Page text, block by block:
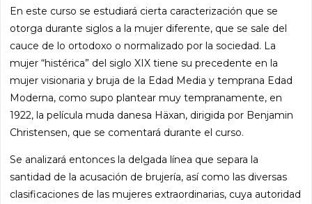
En este curso se estudiará cierta caracterización que se
otorga durante siglos a la mujer diferente, que se sale del
cauce de lo ortodoxo o normalizado por la sociedad. La
mujer “histérica” del siglo XIX tiene su precedente en la
mujer visionaria y bruja de la Edad Media y temprana Edad
Moderna, como supo plantear muy tempranamente, en
1922, la película muda danesa Häxan, dirigida por Benjamin
Christensen, que se comentará durante el curso.
Se analizará entonces la delgada línea que separa la
santidad de la acusación de brujería, así como las diversas
clasificaciones de las mujeres extraordinarias, cuya autoridad